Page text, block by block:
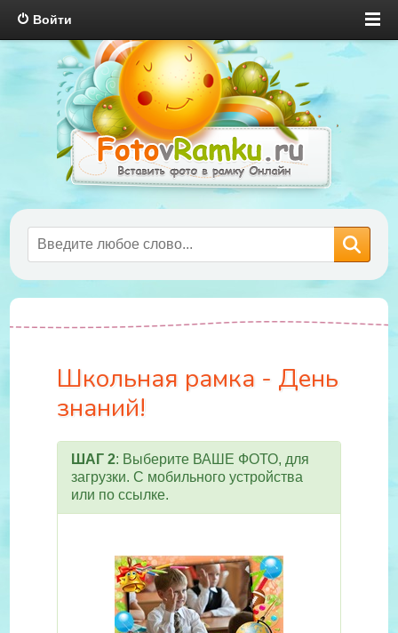
Войти
Школьная рамка - День
знаний!
ШАГ 2: Выберите ВАШЕ ФОТО, для
загрузки. С мобильного устройства
или по ссылке.